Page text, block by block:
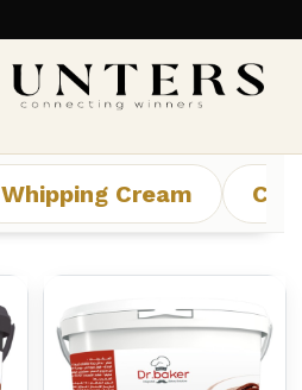
Whipping Cream